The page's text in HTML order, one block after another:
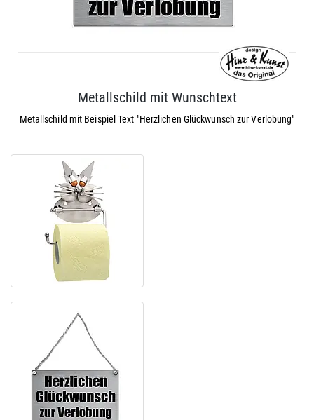
Metallschild mit Wunschtext
Metallschild mit Beispiel Text "Herzlichen Glückwunsch zur Verlobung"